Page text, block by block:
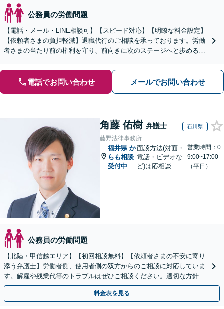
公務員の労働問題
【電話・メール・LINE相談可】【スピード対応】【明瞭な料金設定】
【依頼者さまの負担軽減】退職代行のご相談を承っております。労働
者さまの当たり前の権利を守り、前向きに次のステージへと歩めるよ
電話でお問い合わせ メールでお問い合わせ
角藤 佑樹 弁護士 石川県
藤野法律事務所
福井県 か
らも相談
受付中
面談方法(対面・
電話・ビデオな
ど)は応相談
営業時間：0
9:00~17:00
（平日）
公務員の労働問題
【北陸・甲信越エリア】【初回相談無料】【依頼者さまの不安に寄り
添う弁護士】労働者側、使用者側の双方からのご相談に対応していま
す。解雇や残業代等のトラブルはぜひご相談ください。適切な方針を
ご提示し、納得できる解決を目指します。
料金表を見る